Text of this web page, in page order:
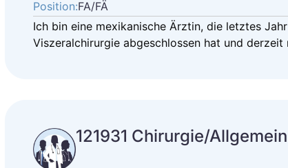
Position:FA/FÄ
Ich bin eine mexikanische Ärztin, die letztes
Viszeralchirurgie abgeschlossen hat und
121931 Chirurgie/